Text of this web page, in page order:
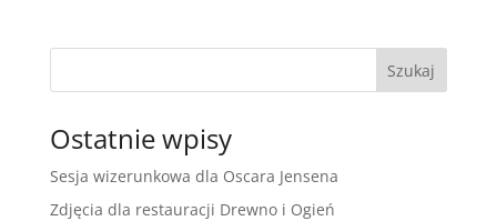
Ostatnie wpisy
Sesja wizerunkowa dla Oscara Jensena
Zdjęcia dla restauracji Drewno i Ogień